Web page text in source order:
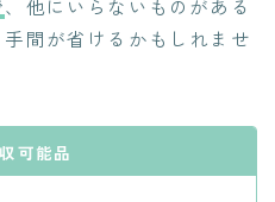
、他にいらないものがある
間が省けるかもしれませ
可能品